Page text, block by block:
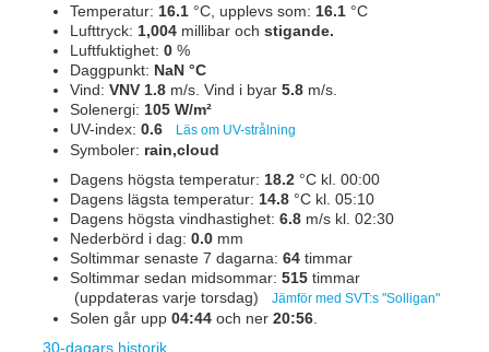
Temperatur: 16.1 °C, upplevs som: 16.1 °C
Lufttryck: 1,004 millibar och stigande.
Luftfuktighet: 0 %
Daggpunkt: NaN °C
Vind: VNV 1.8 m/s. Vind i byar 5.8 m/s.
Solenergi: 105 W/m²
UV-index: 0.6 Läs om UV-strålning
Symboler: rain,cloud
Dagens högsta temperatur: 18.2 °C kl. 00:00
Dagens lägsta temperatur: 14.8 °C kl. 05:10
Dagens högsta vindhastighet: 6.8 m/s kl. 02:30
Nederbörd i dag: 0.0 mm
Soltimmar senaste 7 dagarna: 64 timmar
Soltimmar sedan midsommar: 515 timmar
(uppdateras varje torsdag)
Jämför med SVT:s "Solligan"
Solen går upp 04:44 och ner 20:56
30-dagars historik